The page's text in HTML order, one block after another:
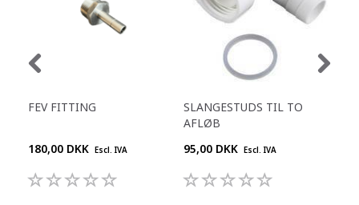
FEV FITTING
180,00 DKK Escl. IVA
SLANGESTUDS TIL TO
AFLØB
95,00 DKK Escl. IVA